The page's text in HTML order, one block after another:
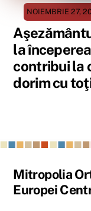
NOIEMBRIE 27,
la
contribui la
dorim cu
Mitropolia
Europei